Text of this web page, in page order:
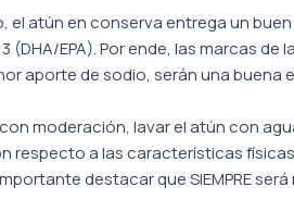
el atún en conserva entrega un
EPA). Por ende, las marcas
aporte de sodio, serán una buena
moderación, lavar el atún con
a las características
destacar que SIEMPRE